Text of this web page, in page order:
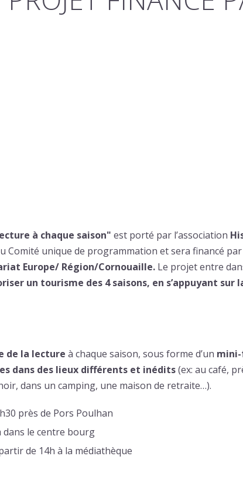
à chaque saison" est porté par l’association
Comité unique de programmation et sera financé
Europe/ Région/Cornouaille. Le projet entre
un tourisme des 4 saisons, en s’appuyant sur
de la lecture à chaque saison, sous forme d’un
dans des lieux différents et inédits(ex: au café,
dans un camping, une maison de retraite…).
près de Pors Poulhan
dans le centre bourg
de 14h à la médiathèque